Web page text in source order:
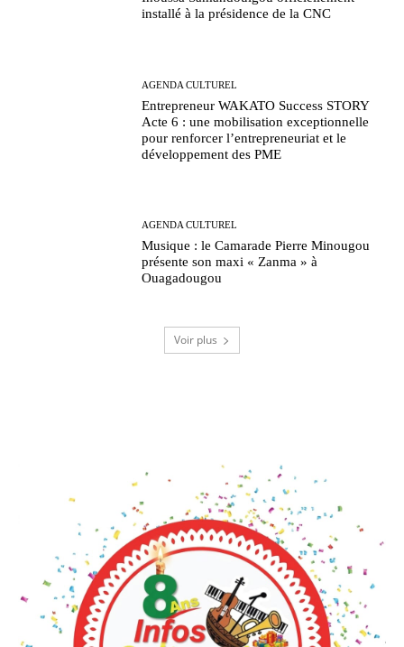
installé à la présidence de la CNC
AGENDA CULTUREL
Entrepreneur WAKATO Success STORY
Acte 6 : une mobilisation exceptionnelle
pour renforcer l’entrepreneuriat et le
développement des PME
AGENDA CULTUREL
Musique : le Camarade Pierre Minougou
présente son maxi « Zanma » à
Ouagadougou
Voir plus